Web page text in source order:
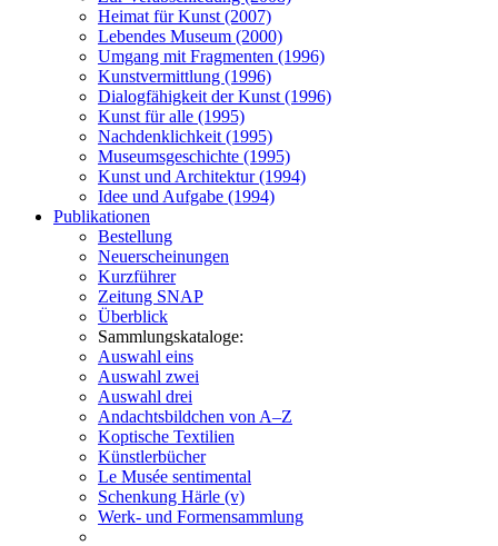
Heimat für Kunst (2007)
Lebendes Museum (2000)
Umgang mit Fragmenten (1996)
Kunstvermittlung (1996)
Dialogfähigkeit der Kunst (1996)
Kunst für alle (1995)
Nachdenklichkeit (1995)
Museumsgeschichte (1995)
Kunst und Architektur (1994)
Idee und Aufgabe (1994)
Publikationen
Bestellung
Neuerscheinungen
Kurzführer
Zeitung SNAP
Überblick
Sammlungskataloge:
Auswahl eins
Auswahl zwei
Auswahl drei
Andachtsbildchen von A–Z
Koptische Textilien
Künstlerbücher
Le Musée sentimental
Schenkung Härle (v)
Werk- und Formensammlung